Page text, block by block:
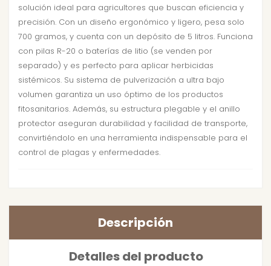
solución ideal para agricultores que buscan eficiencia y
precisión. Con un diseño ergonómico y ligero, pesa solo
700 gramos, y cuenta con un depósito de 5 litros. Funciona
con pilas R-20 o baterías de litio (se venden por
separado) y es perfecto para aplicar herbicidas
sistémicos. Su sistema de pulverización a ultra bajo
volumen garantiza un uso óptimo de los productos
fitosanitarios. Además, su estructura plegable y el anillo
protector aseguran durabilidad y facilidad de transporte,
convirtiéndolo en una herramienta indispensable para el
control de plagas y enfermedades.
Descripción
Detalles del producto